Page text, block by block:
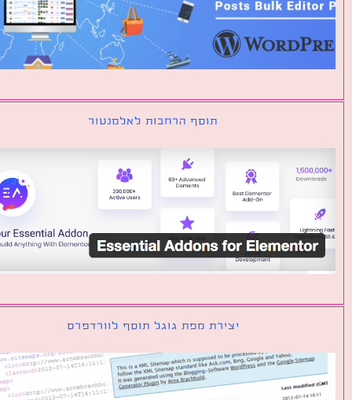
תוסף הרחבות לאלמנטור
יצירת מפת גוגל תוסף לוורדפרס